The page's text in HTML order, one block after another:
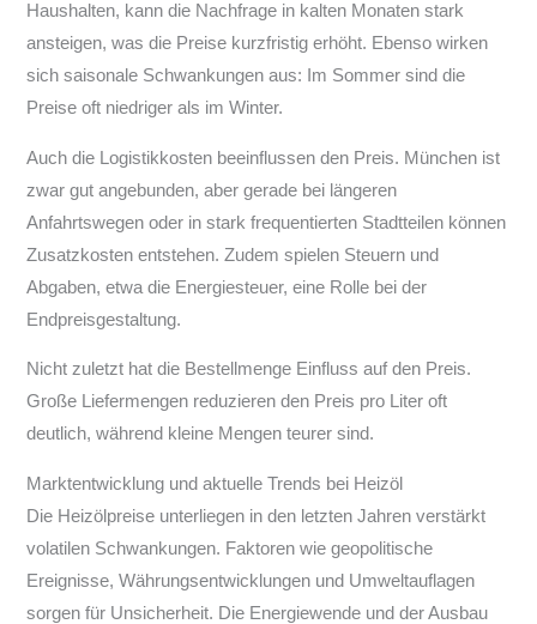
Haushalten, kann die Nachfrage in kalten Monaten stark
ansteigen, was die Preise kurzfristig erhöht. Ebenso wirken
sich saisonale Schwankungen aus: Im Sommer sind die
Preise oft niedriger als im Winter.
Auch die Logistikkosten beeinflussen den Preis. München ist
zwar gut angebunden, aber gerade bei längeren
Anfahrtswegen oder in stark frequentierten Stadtteilen können
Zusatzkosten entstehen. Zudem spielen Steuern und
Abgaben, etwa die Energiesteuer, eine Rolle bei der
Endpreisgestaltung.
Nicht zuletzt hat die Bestellmenge Einfluss auf den Preis.
Große Liefermengen reduzieren den Preis pro Liter oft
deutlich, während kleine Mengen teurer sind.
Marktentwicklung und aktuelle Trends bei Heizöl
Die Heizölpreise unterliegen in den letzten Jahren verstärkt
volatilen Schwankungen. Faktoren wie geopolitische
Ereignisse, Währungsentwicklungen und Umweltauflagen
sorgen für Unsicherheit. Die Energiewende und der Ausbau